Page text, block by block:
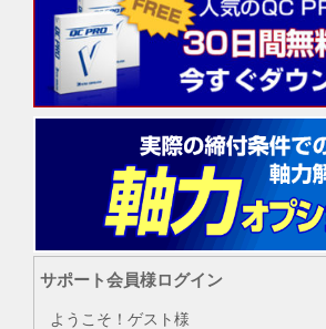
サポート会員様ログイン
ようこそ！ゲスト様